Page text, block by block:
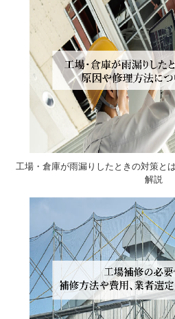
工場・倉庫が雨漏りしたときの対策と
解説